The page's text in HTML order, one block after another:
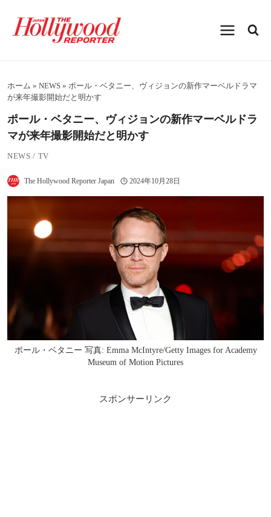
プホーム » NEWS » ポール・ベタニー、ヴィジョンの新作マーベルドラマ
が来年撮影開始だと明かす
ポール・ベタニー、ヴィジョンの新作マーベルドラ
マが来年撮影開始だと明かす
NEWS / TV
The Hollywood Reporter Japan 2024年10月28日
ポール・ベタニー 写真: Emma McIntyre/Getty Images for Academy
Museum of Motion Pictures
スポンサーリンク